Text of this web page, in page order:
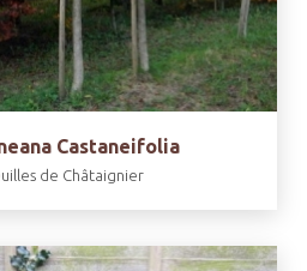
Castaneifolia
de Châtaignier